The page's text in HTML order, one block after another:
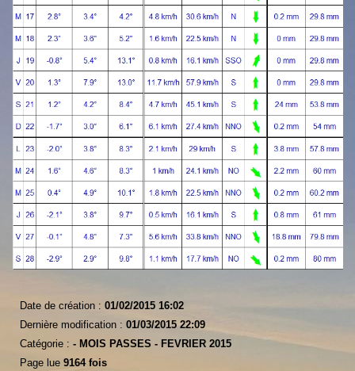
Date de création : 01/02/2015 16:02
Dernière modification : 01/03/2015 22:09
Catégorie : - MOIS PASSES - FEVRIER 2015
Page lue 9164 fois